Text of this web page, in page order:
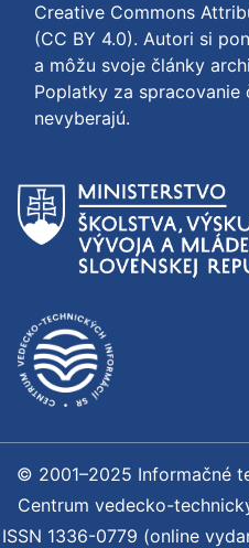
Creative Commons
(CC BY 4.0). Autori si
a môžu svoje články
Poplatky za spracovanie
nevyberajú.
© 2001–2025 Informačné
Centrum vedecko-
ISSN 1336-0779 (online